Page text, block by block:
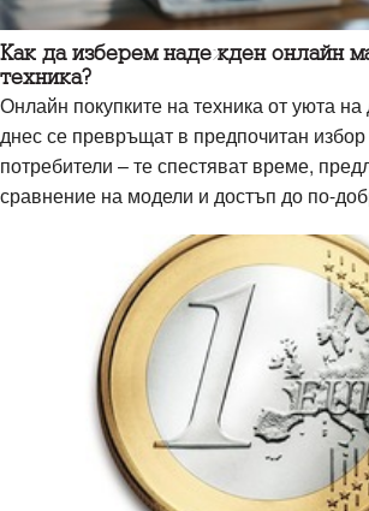
Как да изберем надежден онлайн
техника?
Онлайн покупките на техника от уюта
днес се превръщат в предпочитан
потребители – те спестяват време,
сравнение на модели и достъп до по-